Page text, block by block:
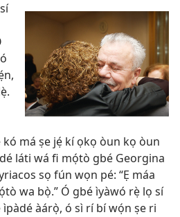
má ṣe jẹ́ kí ọkọ òun kọ òun
láti wá fi mọ́tò gbé Georgina
sọ fún wọn pé: “Ẹ máa
wa bọ̀.” Ó gbé ìyàwó rẹ̀ lọ sí
àárọ̀, ó sì rí bí wọ́n ṣe ri